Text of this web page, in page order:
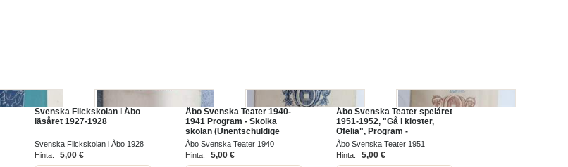
Svenska Flickskolan i Åbo
läsåret 1927-1928
Svenska Flickskolan i Åbo 1928
Hinta:
5,00 €
Åbo Svenska Teater 1940-
1941 Program - Skolka
skolan (Unentschuldige
Stunde) -teatterin
ohjelmalehtinen / theatre
program
Åbo Svenska Teater 1940
Hinta:
5,00 €
Åbo Svenska Teater spelåret
1951-1952, "Gå i kloster,
Ofelia", Program -
käsiohjelma / theatre
program
Åbo Svenska Teater 1951
Hinta:
5,00 €